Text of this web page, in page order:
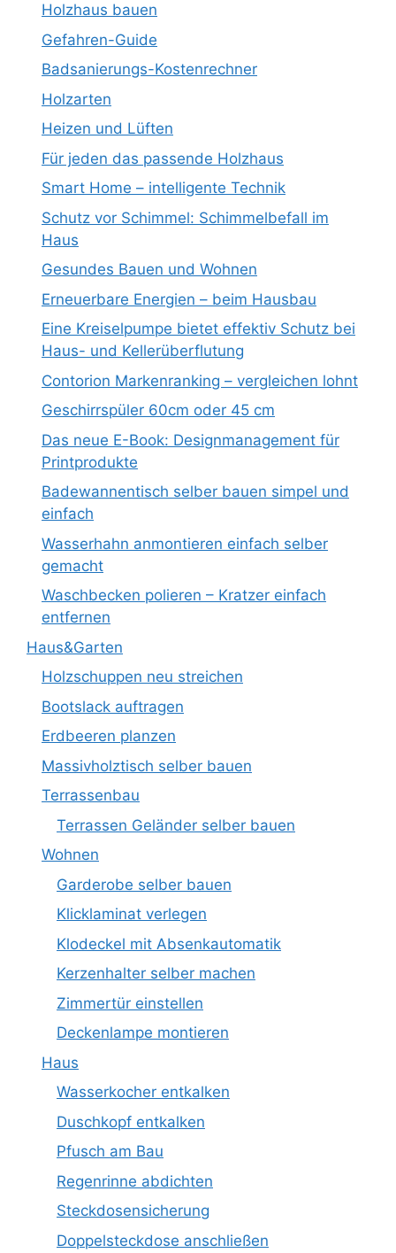
Holzhaus bauen
Gefahren-Guide
Badsanierungs-Kostenrechner
Holzarten
Heizen und Lüften
Für jeden das passende Holzhaus
Smart Home – intelligente Technik
Schutz vor Schimmel: Schimmelbefall im
Haus
Gesundes Bauen und Wohnen
Erneuerbare Energien – beim Hausbau
Eine Kreiselpumpe bietet effektiv Schutz bei
Haus- und Kellerüberflutung
Contorion Markenranking – vergleichen lohnt
Geschirrspüler 60cm oder 45 cm
Das neue E-Book: Designmanagement für
Printprodukte
Badewannentisch selber bauen simpel und
einfach
Wasserhahn anmontieren einfach selber
gemacht
Waschbecken polieren – Kratzer einfach
entfernen
Haus&Garten
Holzschuppen neu streichen
Bootslack auftragen
Erdbeeren planzen
Massivholztisch selber bauen
Terrassenbau
Terrassen Geländer selber bauen
Wohnen
Garderobe selber bauen
Klicklaminat verlegen
Klodeckel mit Absenkautomatik
Kerzenhalter selber machen
Zimmertür einstellen
Deckenlampe montieren
Haus
Wasserkocher entkalken
Duschkopf entkalken
Pfusch am Bau
Regenrinne abdichten
Steckdosensicherung
Doppelsteckdose anschließen